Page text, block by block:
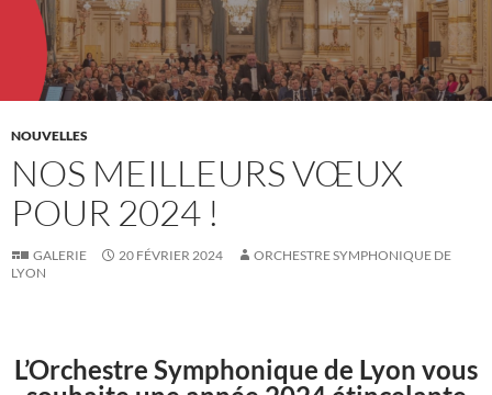
NOUVELLES
NOS MEILLEURS VŒUX
POUR 2024 !
GALERIE 20 FÉVRIER 2024
ORCHESTRE SYMPHONIQUE DE
LYON
L’Orchestre Symphonique de Lyon vous